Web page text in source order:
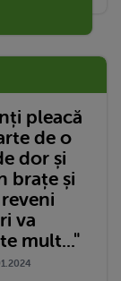
pleacă
de o
dor și
brațe și
va
mult..."